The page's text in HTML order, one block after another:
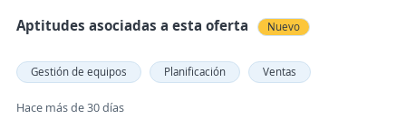
Aptitudes asociadas a esta oferta
Nuevo
Gestión de equipos Planificación Ventas
Hace más de 30 días